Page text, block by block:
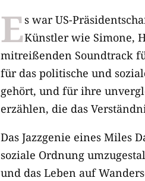
Es war US-
Künstler wie Simone,
mitreißenden Soundtrack
für das politische und
gehört, und für ihre
erzählen, die das
Das Jazzgenie eines Miles
soziale Ordnung
und das Leben auf